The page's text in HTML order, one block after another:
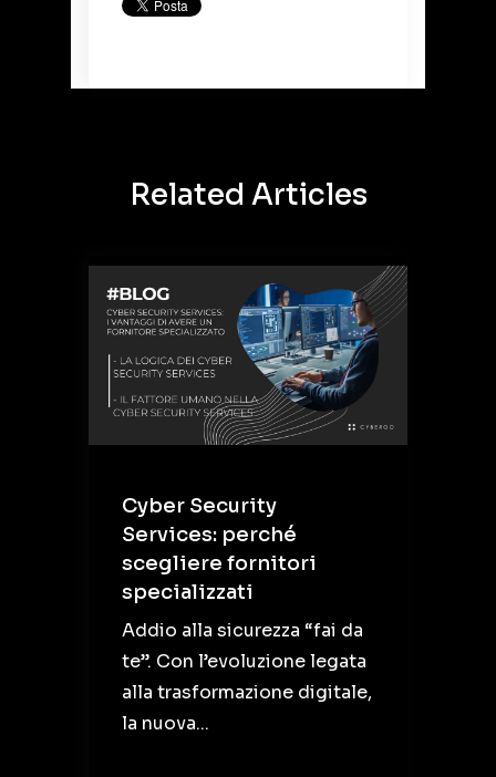
Related Articles
Cyber Security
Services: perché
scegliere fornitori
specializzati
Addio alla sicurezza “fai da
te”. Con l’evoluzione legata
alla trasformazione digitale,
la nuova...